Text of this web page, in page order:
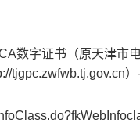
数字证书（原天津市
tjgpc.zwfwb.tj.gov.cn）